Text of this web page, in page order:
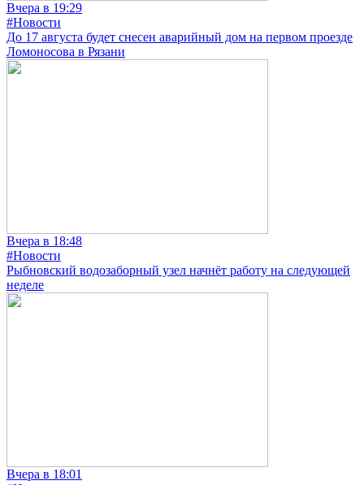
Вчера в 19:29
#Новости
До 17 августа будет снесен аварийный дом на первом проезде
Ломоносова в Рязани
Вчера в 18:48
#Новости
Рыбновский водозаборный узел начнёт работу на следующей
неделе
Вчера в 18:01